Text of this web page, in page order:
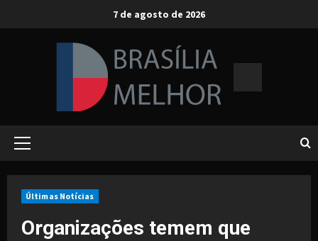
7 de agosto de 2026
Primary
Últimas Notícias
Organizações temem que